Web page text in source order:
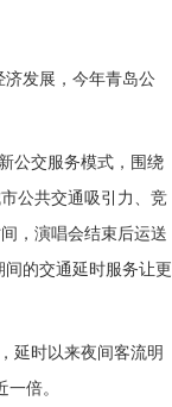
济发展，今年青岛公
公交服务模式，围绕
公共交通吸引力、竞
，演唱会结束后运送
的交通延时服务让更
延时以来夜间客流明
倍。